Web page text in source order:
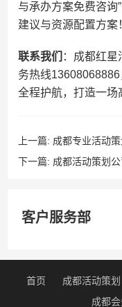
与承办方案免费咨询
建议与资源配置方案！
​联系我们​ ：成都红
务热线
全程护航，打造一场
上一篇: 成都专业活动
演出/答谢宴会/模特秀/
下一篇: 成都活动策划
客户服务部
首页 成都活动策划
成都